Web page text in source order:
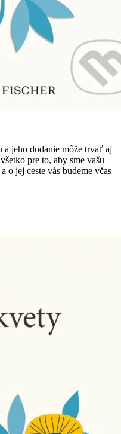
a jeho dodanie môže trvať aj
pre to, aby sme vašu
o jej ceste vás budeme včas